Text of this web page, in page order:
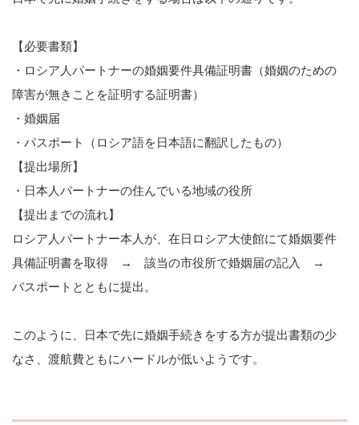
【必要書類】
・ロシア人パートナーの婚姻要件具備証明書（婚姻のための
障害が無きことを証明する証明書）
・婚姻届
・パスポート（ロシア語を日本語に翻訳したもの）
【提出場所】
・日本人パートナーの住んでいる地域の役所
【提出までの流れ】
ロシア人パートナー本人が、在日ロシア大使館にて婚姻要件
具備証明書を取得 → 該当の市役所で婚姻届の記入 →
パスポートとともに提出。
このように、日本で先に婚姻手続きをする方が提出書類の少
なさ、渡航費ともにハードルが低いようです。